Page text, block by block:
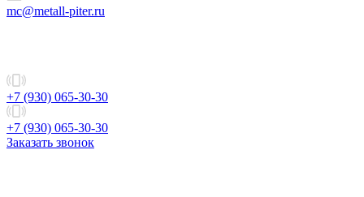
mc@metall-piter.ru
+7 (930) 065-30-30
+7 (930) 065-30-30
Заказать звонок